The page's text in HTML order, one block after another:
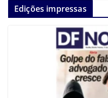
Edições impressas